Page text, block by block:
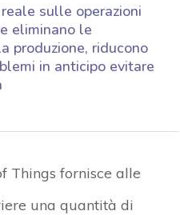
sulle operazioni
eliminano le
produzione, riducono
in anticipo evitare
Things fornisce alle
una quantità di